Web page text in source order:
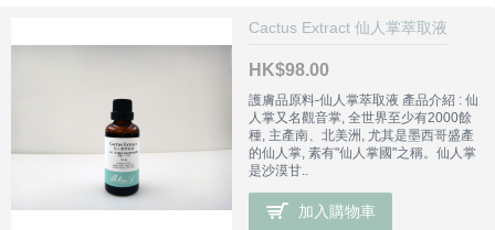
Cactus Extract 仙人掌萃取液
HK$98.00
護膚品原料-仙人掌萃取液 產品介紹 : 仙
人掌又名觀音掌, 全世界至少有2000餘
種, 主產南、北美洲, 尤其是墨西哥盛產
的仙人掌, 素有"仙人掌國"之稱。仙人掌
是沙漠甘..
加入購物車